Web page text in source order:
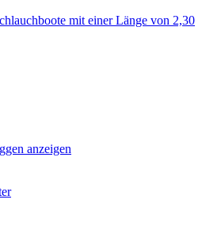
mit einer Länge von 2,30
anzeigen